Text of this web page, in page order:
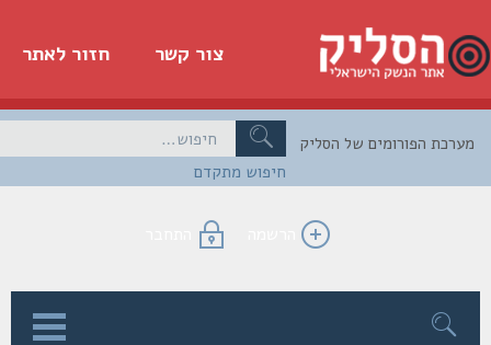
חזור לאתר צור קשר
חיפוש מתקדם
הפורומים של הסליק
הרשמה התחבר